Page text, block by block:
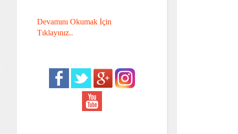
Devamını Okumak İçin
Tıklayınız..